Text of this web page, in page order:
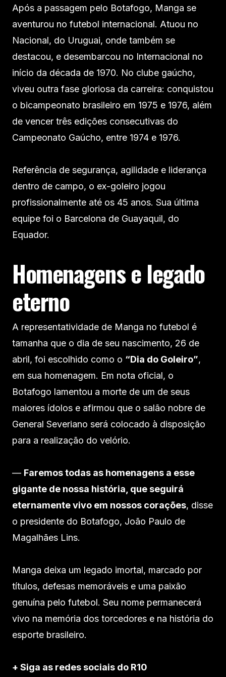
Após a passagem pelo Botafogo, Manga se
aventurou no futebol internacional. Atuou no
Nacional, do Uruguai, onde também se
destacou, e desembarcou no Internacional no
início da década de 1970. No clube gaúcho,
viveu outra fase gloriosa da carreira: conquistou
o bicampeonato brasileiro em 1975 e 1976, além
de vencer três edições consecutivas do
Campeonato Gaúcho, entre 1974 e 1976.
Referência de segurança, agilidade e liderança
dentro de campo, o ex-goleiro jogou
profissionalmente até os 45 anos. Sua última
equipe foi o Barcelona de Guayaquil, do
Equador.
Homenagens e legado
eterno
A representatividade de Manga no futebol é
tamanha que o dia de seu nascimento, 26 de
abril, foi escolhido como o “Dia do Goleiro”,
em sua homenagem. Em nota oficial, o
Botafogo lamentou a morte de um de seus
maiores ídolos e afirmou que o salão nobre de
General Severiano será colocado à disposição
para a realização do velório.
— Faremos todas as homenagens a esse
gigante de nossa história, que seguirá
eternamente vivo em nossos corações, disse
o presidente do Botafogo, João Paulo de
Magalhães Lins.
Manga deixa um legado imortal, marcado por
títulos, defesas memoráveis e uma paixão
genuína pelo futebol. Seu nome permanecerá
vivo na memória dos torcedores e na história do
esporte brasileiro.
+ Siga as redes sociais do R10